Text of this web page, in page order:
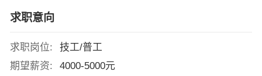
求职意向
求职岗位:
技工/普工
期望薪资:
4000-5000元